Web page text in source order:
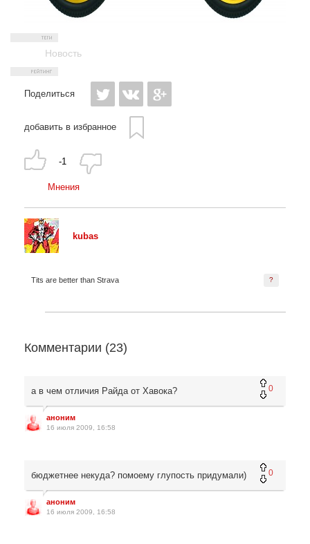
Новость
Поделиться
добавить в избранное
-1
Мнения
kubas
?
Tits are better than Strava
Комментарии (23)
0
а в чем отличия Райда от Хавока?
аноним
16 июля 2009, 16:58
0
бюджетнее некуда? помоему глупость придумали)
аноним
16 июля 2009, 16:58